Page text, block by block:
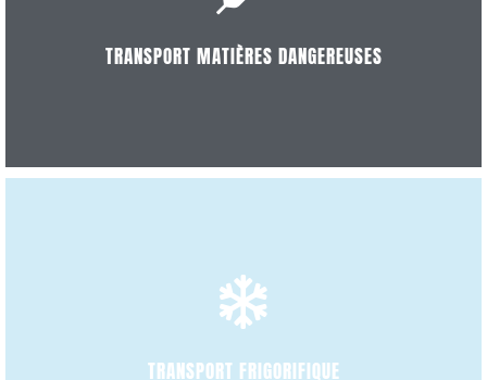
TRANSPORT MATIÈRES DANGEREUSES
DÉCOUVRIR
TRANSPORT FRIGORIFIQUE
DÉCOUVRIR